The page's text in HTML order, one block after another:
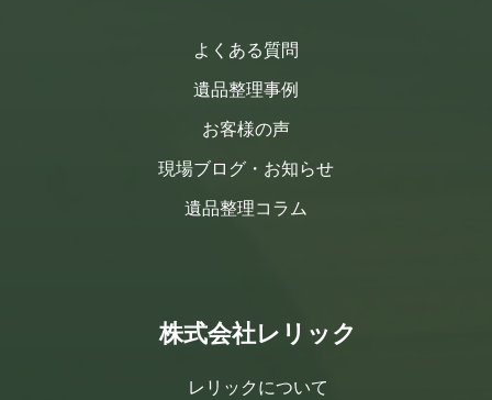
よくある質問
遺品整理事例
お客様の声
現場ブログ・お知らせ
遺品整理コラム
株式会社レリック
レリックについて